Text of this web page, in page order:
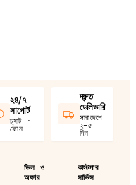
২৪/৭
সাপোর্ট
চ্যাট ·
ফোন
দ্রুত
ডেলিভারি
সারাদেশে
২–৫
দিন
ডিল ও
অফার
কাস্টমার
সার্ভিস